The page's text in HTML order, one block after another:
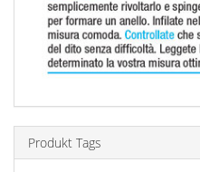
Produkt Tags